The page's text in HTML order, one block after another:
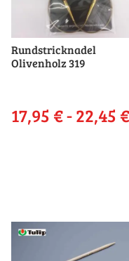
Rundstricknadel
Olivenholz 319
17,95 € -22,45 €